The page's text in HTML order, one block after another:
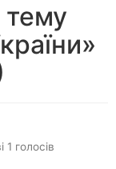
g
a
тему
1 голосів